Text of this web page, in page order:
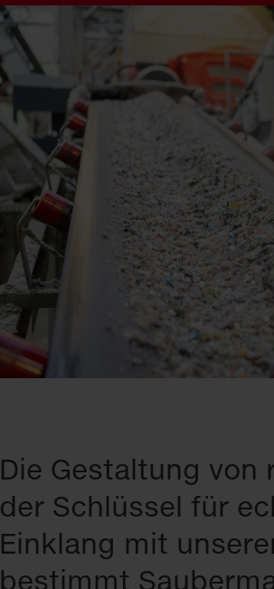
Die Gestaltung
der Schlüssel für
Einklang mit
bestimmt